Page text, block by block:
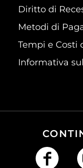
Diritto di
Metodi di
Tempi e Costi
Informativa